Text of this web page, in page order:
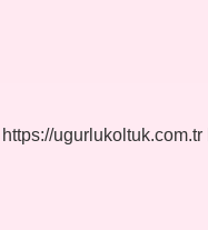
https://ugurlukoltuk.com.tr